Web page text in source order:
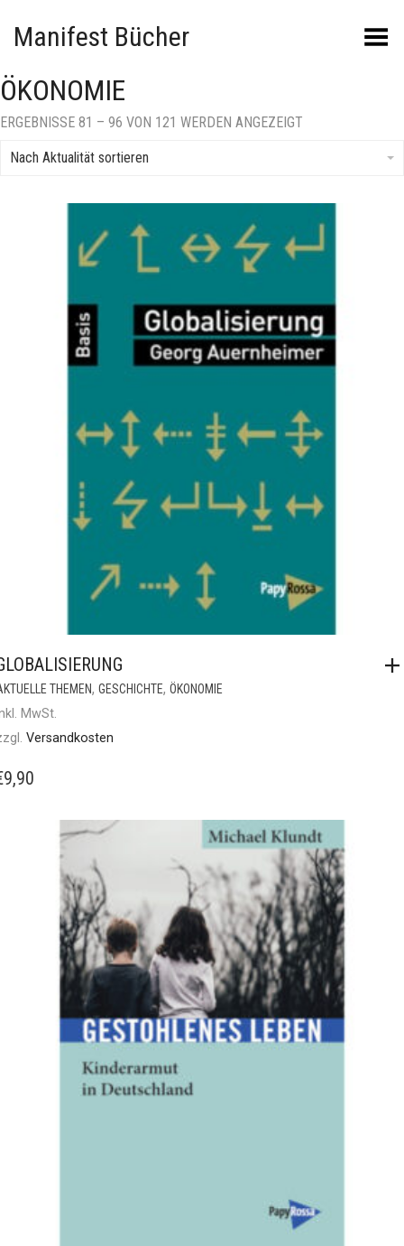
Manifest Bücher Menü umschalten
ÖKONOMIE
ERGEBNISSE 81 – 96 VON 121 WERDEN ANGEZEIGT
Nach Aktualität sortieren
THEMEN, GESCHICHTE, ÖKONOMIE
MwSt.
Versandkosten
9,90